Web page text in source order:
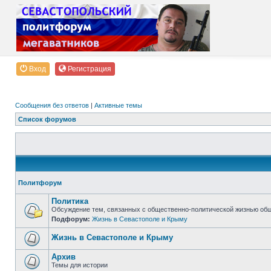
Вход Регистрация
Сообщения без ответов | Активные темы
Список форумов
Политфорум
Политика
Обсуждение тем, связанных с общественно-политической жизнью
Подфорум: Жизнь в Севастополе и Крыму
Жизнь в Севастополе и Крыму
Архив
Темы для истории